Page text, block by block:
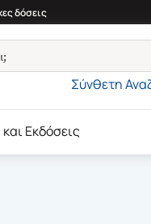
δόσεις
Σύνθετη
Εκδόσεις